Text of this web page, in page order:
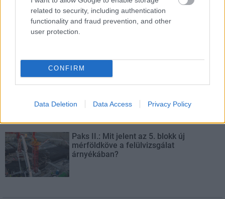
related to security, including authentication
functionality and fraud prevention, and other
user protection.
CONFIRM
Data Deletion Data Access Privacy Policy
Másfélszeresére bővítik
Hódmezővásárhely jó hírű református
Paks II.: Mit jelent az 5. blokk új
mérföldköve a felülvizsgálat
árnyékában?